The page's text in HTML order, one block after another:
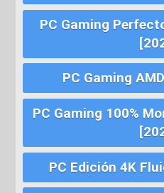
PC Gaming
PC Gaming
PC Gaming 100%
PC Edición 4K